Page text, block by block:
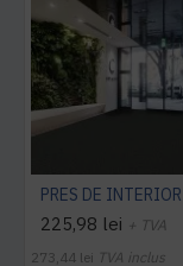
225,98 lei + TVA
273,44 lei TVA inclus